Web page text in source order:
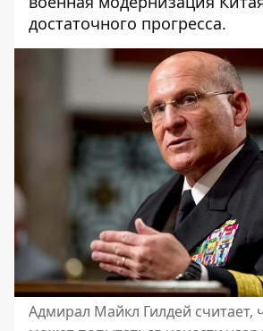
достаточного прогресса.
Адмирал Майкл Гилдей считает,